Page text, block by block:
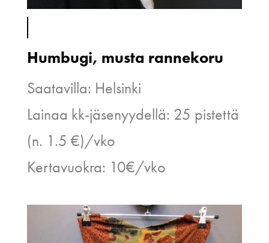
Humbugi, musta rannekoru
Saatavilla: Helsinki
Lainaa kk-jäsenyydellä: 25 pistettä
(n. 1.5 €)/vko
Kertavuokra: 10€/vko